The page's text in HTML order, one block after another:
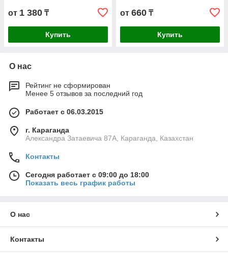
от 1 380 ₸
Купить
от 660 ₸
Купить
О нас
Рейтинг не сформирован
Менее 5 отзывов за последний год
Работает с 06.03.2015
г. Караганда
Александра Затаевича 87А, Караганда, Казахстан
Контакты
Сегодня работает с 09:00 до 18:00
Показать весь график работы
О нас
Контакты